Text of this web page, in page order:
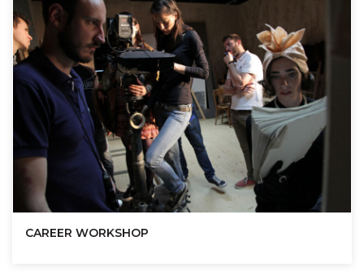
CAREER WORKSHOP